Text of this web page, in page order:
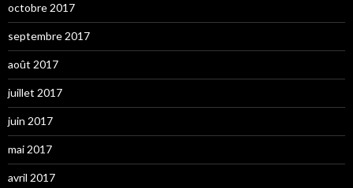
octobre 2017
septembre 2017
août 2017
juillet 2017
juin 2017
mai 2017
avril 2017